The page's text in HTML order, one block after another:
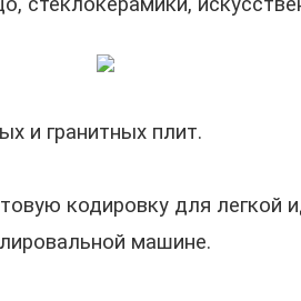
и гранитных плит.
кодировку для легкой
машине.